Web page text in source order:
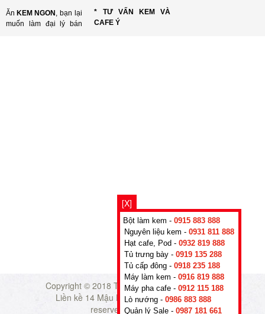
Ăn KEM NGON , bạn lại
muốn làm đại lý bán
* TƯ VẤN KEM VÀ
CAFE Ý
Copyright © 2018 TADAVINA CO., LTD - Số 26
Liền kề 14 Mậu Lương, Hà Nội- All rights
reserved.kemngon.vn
[X]
Bột làm kem - 0915 883 888
Nguyên liệu kem - 0931 811 888
Hạt cafe, Pod - 0932 819 888
Tủ trưng bày - 0919 135 288
Tủ cấp đông - 0918 235 188
Máy làm kem - 0916 819 888
Máy pha cafe - 0912 115 188
Lò nướng - 0986 883 888
Quản lý Sale - 0987 181 661